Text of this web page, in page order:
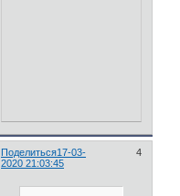
Поделиться 4
17-03-
2020 21:03:45